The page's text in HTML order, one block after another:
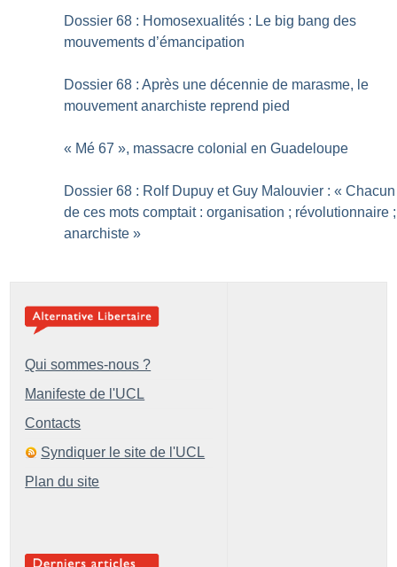
Dossier 68 : Homosexualités : Le big bang des
mouvements d’émancipation
Dossier 68 : Après une décennie de marasme, le
mouvement anarchiste reprend pied
« Mé 67 », massacre colonial en Guadeloupe
Dossier 68 : Rolf Dupuy et Guy Malouvier : « Chacun
de ces mots comptait : organisation ; révolutionnaire ;
anarchiste »
Qui sommes-nous ?
Manifeste de l'UCL
Contacts
Syndiquer le site de l'UCL
Plan du site